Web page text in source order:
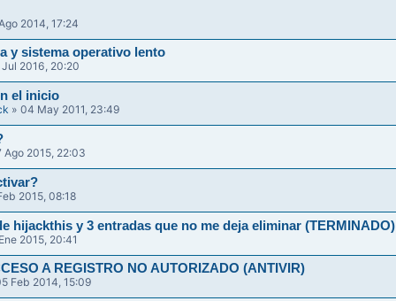
2014, 17:24
y sistema operativo lento
Jul 2016, 20:20
el inicio
» 04 May 2011, 23:49
Ago 2015, 22:03
2015, 08:18
hijackthis y 3 entradas que no me deja eliminar (TERMINADO)
2015, 20:41
A REGISTRO NO AUTORIZADO (ANTIVIR)
Feb 2014, 15:09